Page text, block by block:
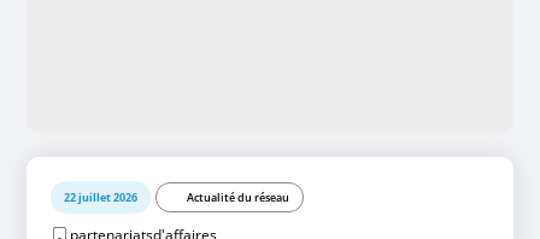
22 juillet 2026 Actualité du réseau
partenariatsd'affaires